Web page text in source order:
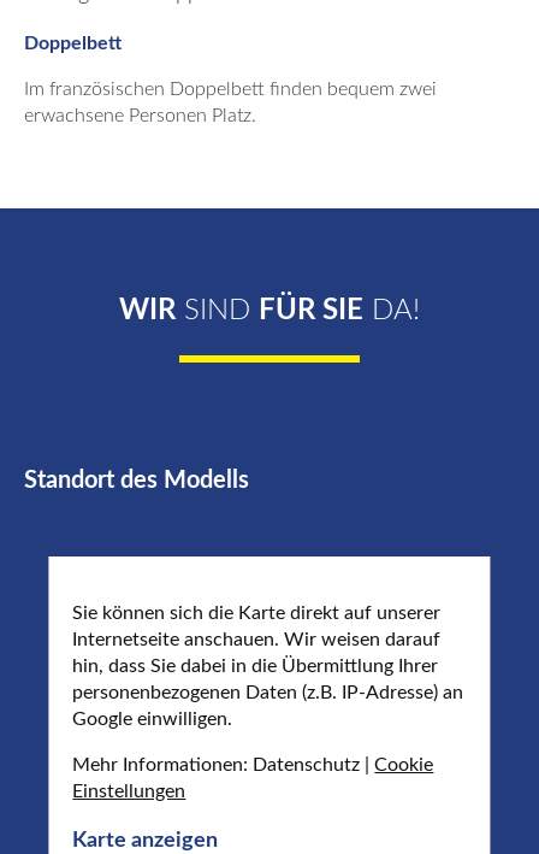
Doppelbett
Im französischen Doppelbett finden bequem zwei
erwachsene Personen Platz.
WIR SIND FÜR SIE DA!
Standort des Modells
Sie können sich die Karte direkt auf unserer
Internetseite anschauen. Wir weisen darauf
hin, dass Sie dabei in die Übermittlung Ihrer
personenbezogenen Daten (z.B. IP-Adresse) an
Google einwilligen.
Mehr Informationen: Datenschutz |Cookie
Einstellungen
Karte anzeigen